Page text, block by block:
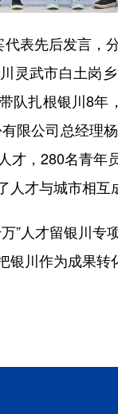
先后发言，
灵武市白土岗
队扎根银川8
限公司总经理
才，280名青
才与城市相互
人才留银川专
川作为成果转